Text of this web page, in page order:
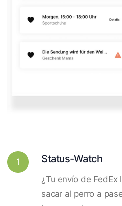
1 Status-Watch
¿Tu envío de
sacar al perro a